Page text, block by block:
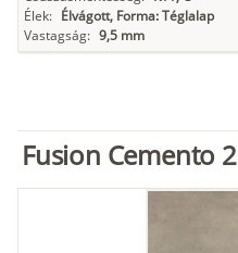
Élek: Élvágott, Forma: Téglalap
Vastagság: 9,5 mm
Fusion Cemento